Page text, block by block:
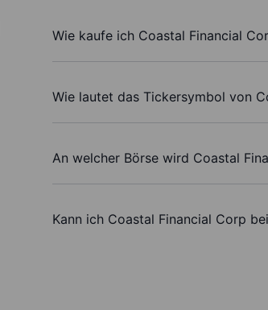
Wie kaufe ich Coastal Financial
Wie lautet das Tickersymbol von
An welcher Börse wird Coastal
Kann ich Coastal Financial Corp